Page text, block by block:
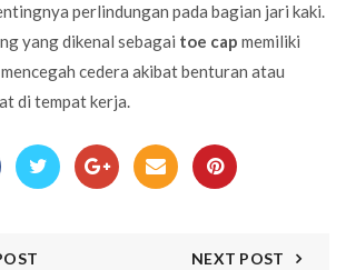
perlindungan pada bagian jari kaki.
yang dikenal sebagai toe cap memiliki
cedera akibat benturan atau
di tempat kerja.
NEXT POST